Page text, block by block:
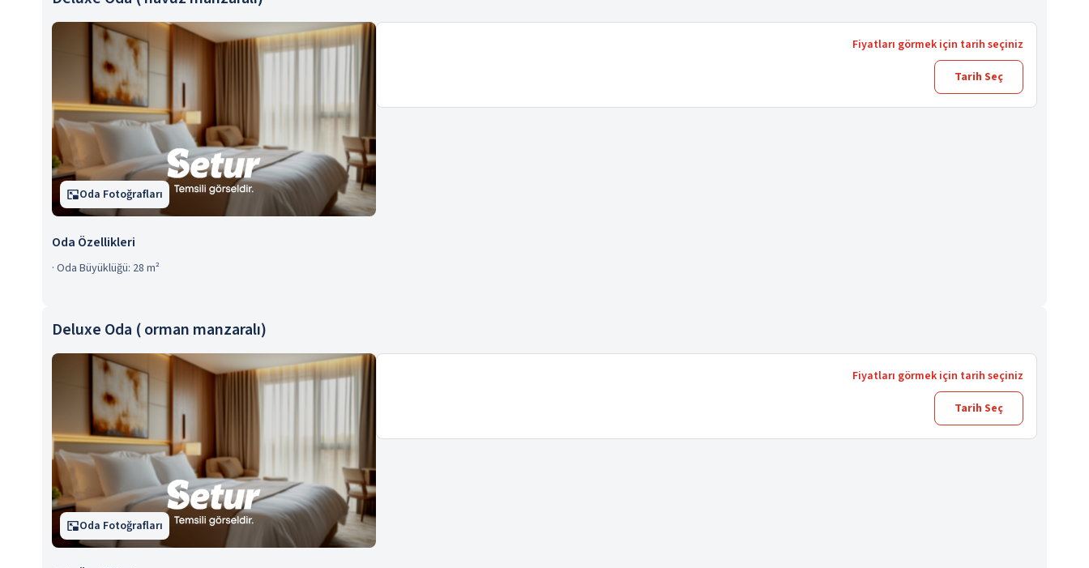
Oda Fotoğrafları
Oda Özellikleri
· Oda Büyüklüğü: 28 m²
Fiyatları görmek için tarih seçiniz
Tarih Seç
Deluxe Oda ( orman manzaralı)
Oda Fotoğrafları
Fiyatları görmek için tarih seçiniz
Tarih Seç